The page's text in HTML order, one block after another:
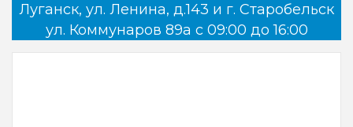
Луганск, ул. Ленина, д.143 и г. Старобельск
ул. Коммунаров 89а с 09:00 до 16:00